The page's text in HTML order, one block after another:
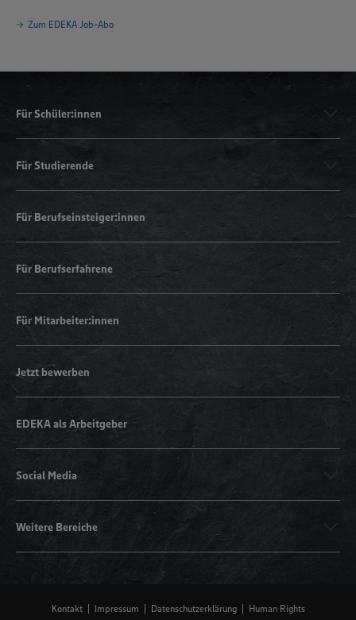
Zum EDEKA Job-Abo
Für Schüler:innen
Für Studierende
Für Berufseinsteiger:innen
Für Berufserfahrene
Für Mitarbeiter:innen
Jetzt bewerben
EDEKA als Arbeitgeber
Social Media
Weitere Bereiche
Kontakt Impressum Datenschutzerklärung
Human Rights